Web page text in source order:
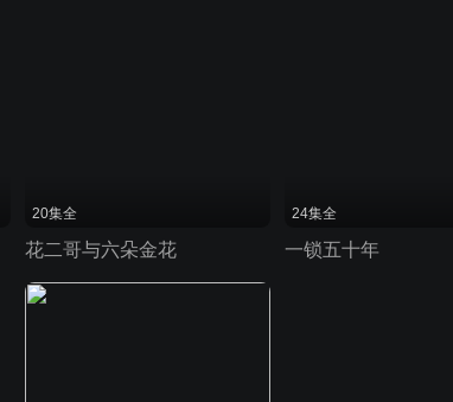
20集全
花二哥与六朵金花
24集全
一锁五十年